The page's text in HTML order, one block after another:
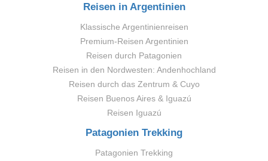
Reisen in Argentinien
Klassische Argentinienreisen
Premium-Reisen Argentinien
Reisen durch Patagonien
Reisen in den Nordwesten: Andenhochland
Reisen durch das Zentrum & Cuyo
Reisen Buenos Aires & Iguazú
Reisen Iguazú
Patagonien Trekking
Patagonien Trekking